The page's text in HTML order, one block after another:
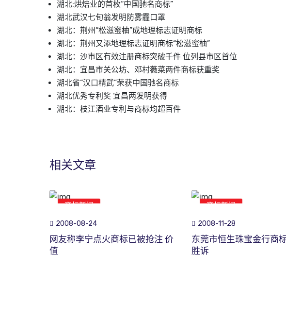
湖北:烘焙业的首枚“中国驰名商标”
湖北武汉七旬翁发明防雾霾口罩
湖北：荆州“松滋蜜柚”成地理标志证明商标
湖北：荆州又添地理标志证明商标“松滋蜜柚”
湖北：沙市区有效注册商标突破千件 位列县市区首位
湖北：宜昌市关公坊、邓村薇菜两件商标获重奖
湖北省“汉口精武”荣获中国驰名商标
湖北优秀专利奖 宜昌两发明获得
湖北：枝江酒业专利与商标均超百件
相关文章
商标新闻
2008-08-24
网友称李宁点火商标已被抢注 价
值
商标新闻
2008-11-28
东莞市恒生珠宝金行商
胜诉